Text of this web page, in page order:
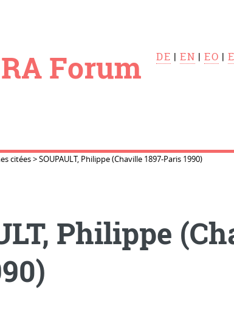
RA Forum DE |EN |EO |
citées>SOUPAULT, Philippe (Chaville 1897-Paris 1990)
Philippe